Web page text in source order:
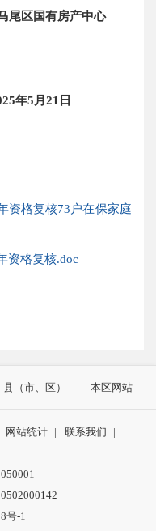
房产中心
21日
资格复核73户在保家庭
资格复核.doc
县（市、区） 本区网站
网站统计 | 联系我们
|
号-1